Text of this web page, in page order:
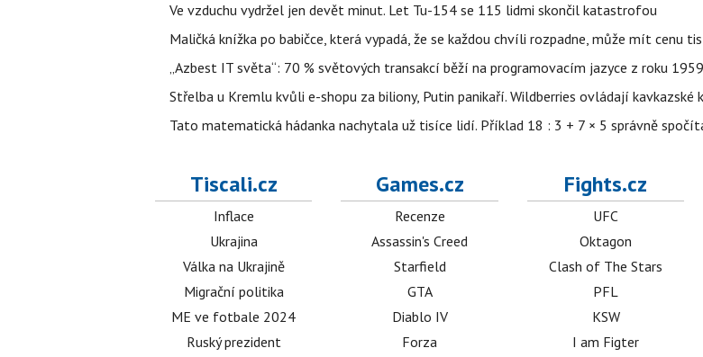
Ve vzduchu vydržel jen devět minut. Let Tu-154 se 115 lidmi skončil katastrofou
Maličká knížka po babičce, která vypadá, že se každou chvíli rozpadne, může mít cenu
„Azbest IT světa“: 70 % světových transakcí běží na programovacím jazyce z roku
Střelba u Kremlu kvůli e-shopu za biliony, Putin panikaří. Wildberries ovládají kavkazské
Tato matematická hádanka nachytala už tisíce lidí. Příklad 18 : 3 + 7 × 5 správně
Tiscali.cz
Inflace
Ukrajina
Válka na Ukrajině
Migrační politika
ME ve fotbale 2024
Ruský prezident
Games.cz
Recenze
Assassin's Creed
Starfield
GTA
Diablo IV
Forza
Fights.cz
UFC
Oktagon
Clash of The Stars
PFL
KSW
I am Figter